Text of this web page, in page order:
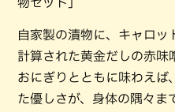
自家製の漬物に、キャロッ
計算された黄金だしの赤味
おにぎりとともに味わえば
た優しさが、身体の隅々ま